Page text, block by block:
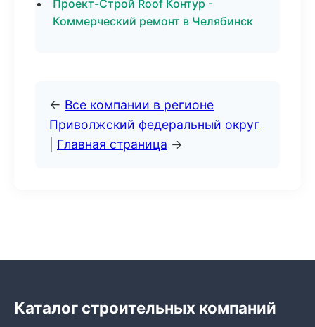
Проект-Строй Roof Контур -
Коммерческий ремонт в Челябинск
← Все компании в регионе
Приволжский федеральный округ
Главная страница →
Каталог строительных компаний